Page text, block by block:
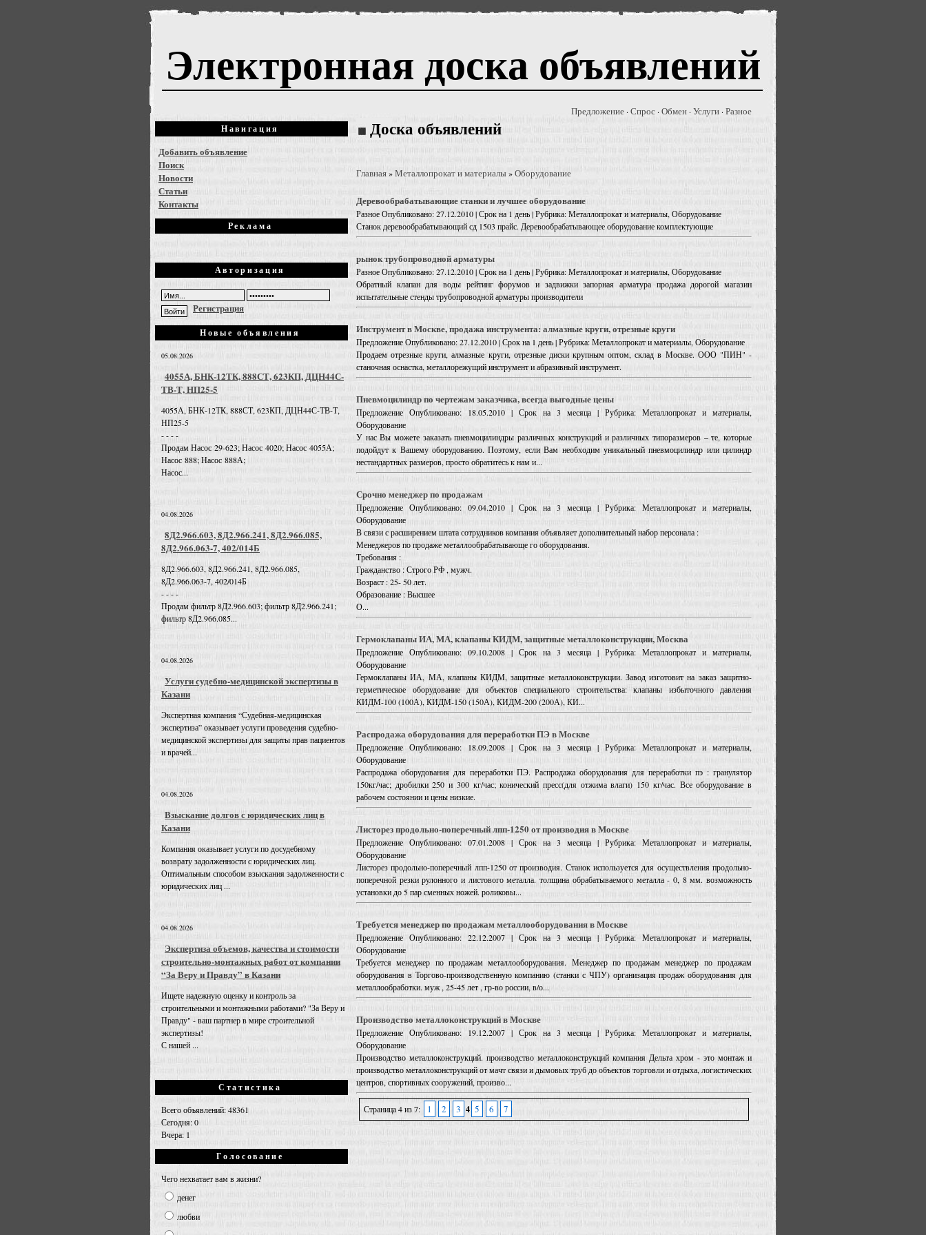
Электронная доска объявлений
Навигация
Добавить объявление
Поиск
Новости
Статьи
Контакты
Реклама
Авторизация
Регистрация
Новые объявления
05.08.2026
4055А, БНК-12ТК, 888СТ, 623КП, ДЦН44С-
ТВ-Т, НП25-5
4055А, БНК-12ТК, 888СТ, 623КП, ДЦН44С-ТВ-Т,
НП25-5
- - - -
Продам Насос 29-623; Насос 4020; Насос 4055А;
Насос 888; Насос 888А;
Насос...
04.08.2026
8Д2.966.603, 8Д2.966.241, 8Д2.966.085,
8Д2.966.063-7, 402/014Б
8Д2.966.603, 8Д2.966.241, 8Д2.966.085,
8Д2.966.063-7, 402/014Б
- - - -
Продам фильтр 8Д2.966.603; фильтр 8Д2.966.241;
фильтр 8Д2.966.085...
04.08.2026
Услуги судебно-медицинской экспертизы в
Казани
Экспертная компания “Судебная-медицинская
экспертиза” оказывает услуги проведения судебно-
медицинской экспертизы для защиты прав пациентов
и врачей...
04.08.2026
Взыскание долгов с юридических лиц в
Казани
Компания оказывает услуги по досудебному
возврату задолженности с юридических лиц.
Оптимальным способом взыскания задолженности с
юридических лиц ...
04.08.2026
Экспертиза объемов, качества и стоимости
строительно-монтажных работ от компании
“За Веру и Правду” в Казани
Ищете надежную оценку и контроль за
строительными и монтажными работами? "За Веру и
Правду" - ваш партнер в мире строительной
экспертизы!
С нашей ...
Статистика
Всего объявлений: 48361
Сегодня: 0
Вчера: 1
Голосование
Чего нехватает вам в жизни?
денег
любви
Доска объявлений
Предложение · Спрос · Обмен · Услуги · Разное
Главная»Металлопрокат и материалы»Оборудование
Деревообрабатывающие станки и лучшее оборудование
РазноеОпубликовано: 27.12.2010 | Срок на 1 день | Рубрика: Металлопрокат и материалы, Оборудование
Станок деревообрабатывающий сд 1503 прайс. Деревообрабатывающее оборудование комплектующие
рынок трубопроводной арматуры
РазноеОпубликовано: 27.12.2010 | Срок на 1 день | Рубрика: Металлопрокат и материалы, Оборудование
Обратный клапан для воды рейтинг форумов и задвижки запорная арматура продажа дорогой магазин
испытательные стенды трубопроводной арматуры производители
Инструмент в Москве, продажа инструмента: алмазные круги, отрезные круги
ПредложениеОпубликовано: 27.12.2010 | Срок на 1 день | Рубрика: Металлопрокат и материалы, Оборудование
Продаем отрезные круги, алмазные круги, отрезные диски крупным оптом, склад в Москве. ООО "ПИН" -
станочная оснастка, металлорежущий инструмент и абразивный инструмент.
Пневмоцилиндр по чертежам заказчика, всегда выгодные цены
Предложение Опубликовано: 18.05.2010 | Срок на 3 месяца | Рубрика: Металлопрокат и материалы,
Оборудование
У нас Вы можете заказать пневмоцилиндры различных конструкций и различных типоразмеров – те, которые
подойдут к Вашему оборудованию. Поэтому, если Вам необходим уникальный пневмоцилиндр или цилиндр
нестандартных размеров, просто обратитесь к нам и...
Срочно менеджер по продажам
Предложение Опубликовано: 09.04.2010 | Срок на 3 месяца | Рубрика: Металлопрокат и материалы,
Оборудование
В связи с расширением штата сотрудников компания объявляет дополнительный набор персонала :
Менеджеров по продаже металлообрабатывающе го оборудования.
Требования :
Гражданство : Строго РФ , мужч.
Возраст : 25- 50 лет.
Образование : Высшее
О...
Гермоклапаны ИА, МА, клапаны КИДМ, защитные металлоконструкции, Москва
Предложение Опубликовано: 09.10.2008 | Срок на 3 месяца | Рубрика: Металлопрокат и материалы,
Оборудование
Гермоклапаны ИА, МА, клапаны КИДМ, защитные металлоконструкции. Завод изготовит на заказ защитно-
герметическое оборудование для объектов специального строительства: клапаны избыточного давления
КИДМ-100 (100А), КИДМ-150 (150А), КИДМ-200 (200А), КИ...
Распродажа оборудования для переработки ПЭ в Москве
Предложение Опубликовано: 18.09.2008 | Срок на 3 месяца | Рубрика: Металлопрокат и материалы,
Оборудование
Распродажа оборудования для переработки ПЭ. Распродажа оборудования для переработки пэ : гранулятор
150кг/час; дробилки 250 и 300 кг/час; конический пресс(для отжима влаги) 150 кг/час. Все оборудование в
рабочем состоянии и цены низкие.
Листорез продольно-поперечный лпп-1250 от производия в Москве
Предложение Опубликовано: 07.01.2008 | Срок на 3 месяца | Рубрика: Металлопрокат и материалы,
Оборудование
Листорез продольно-поперечный лпп-1250 от производия. Станок используется для осуществления продольно-
поперечной резки рулонного и листового металла. толщина обрабатываемого металла - 0, 8 мм. возможность
установки до 5 пар сменных ножей. роликовы...
Требуется менеджер по продажам металлооборудования в Москве
Предложение Опубликовано: 22.12.2007 | Срок на 3 месяца | Рубрика: Металлопрокат и материалы,
Оборудование
Требуется менеджер по продажам металлооборудования. Менеджер по продажам менеджер по продажам
оборудования в Торгово-производственную компанию (станки с ЧПУ) организация продаж оборудования для
металлообработки. муж , 25-45 лет , гр-во россии, в/о...
Производство металлоконструкций в Москве
Предложение Опубликовано: 19.12.2007 | Срок на 3 месяца | Рубрика: Металлопрокат и материалы,
Оборудование
Производство металлоконструкций. производство металлоконструкций компания Дельта хром - это монтаж и
производство металлоконструкций от мачт связи и дымовых труб до объектов торговли и отдыха, логистических
центров, спортивных сооружений, произво...
Страница 4 из 7: 1 2 3 4 5 6 7